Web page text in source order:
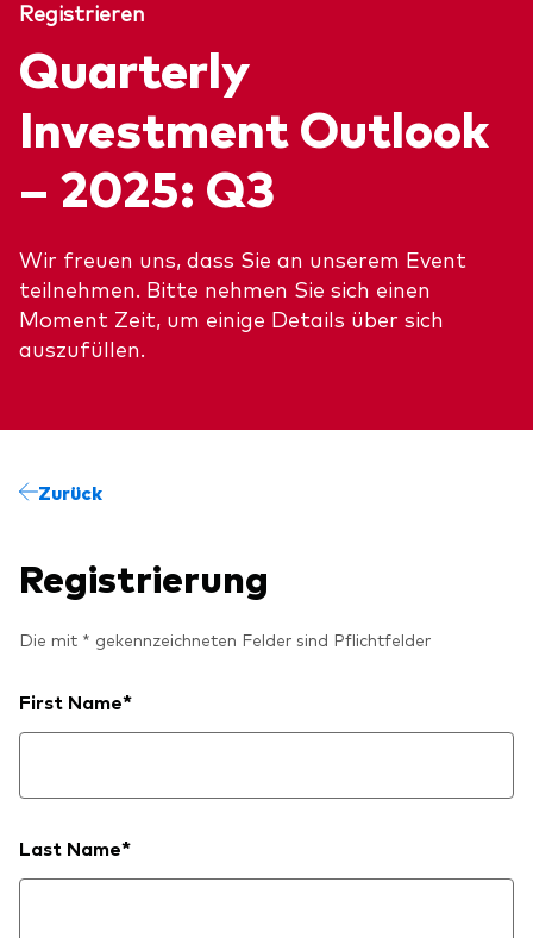
Fonds nach Typ
Aktive Fonds
Obligationen
ESG/SRI
ETFs
Publikumsfonds
Erfahren Sie mehr über unsere
Aktive Obligationenfonds
Aktien
ESG
Obligationen
Events und Webinare
Marktausblick 2026
Die Vanguard Beratungsstudie 2026
Investment Pulse
Ressourcenplattform für Berater
Über Vanguard
Unser Team
Betrugsprävention
Registrieren
Quarterly
Investment Outlook
– 2025: Q3
Wir freuen uns, dass Sie an unserem Event
teilnehmen. Bitte nehmen Sie sich einen
Moment Zeit, um einige Details über sich
auszufüllen.
Zurück
Registrierung
Die mit * gekennzeichneten Felder sind Pflichtfelder
First Name*
Last Name*